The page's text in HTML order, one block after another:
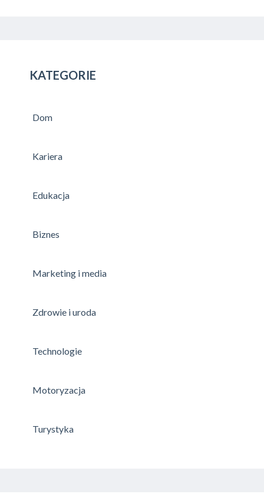
KATEGORIE
Dom
Kariera
Edukacja
Biznes
Marketing i media
Zdrowie i uroda
Technologie
Motoryzacja
Turystyka